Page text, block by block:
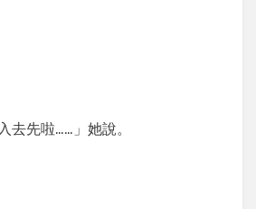
去先啦……」她說。